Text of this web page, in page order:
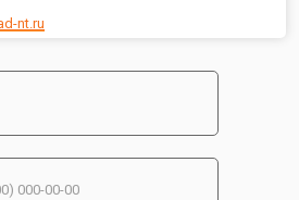
nt.ru